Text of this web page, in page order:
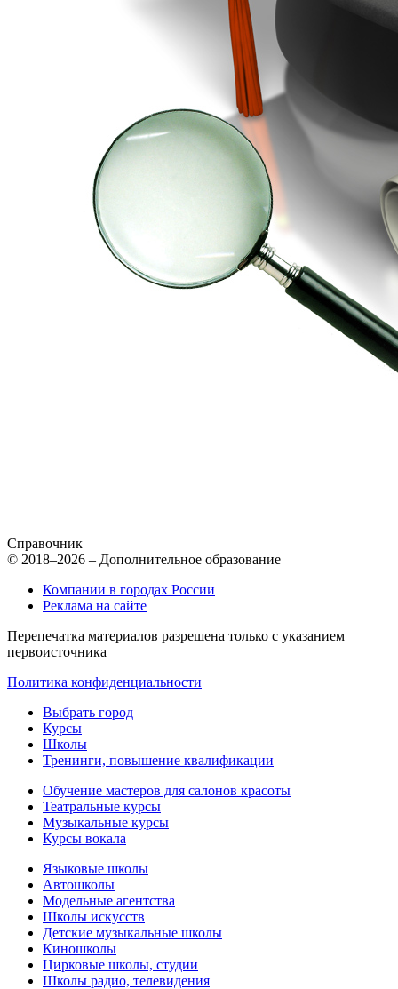
Справочник
© 2018–2026 – Дополнительное образование
Компании в городах России
Реклама на сайте
Перепечатка материалов разрешена только с указанием
первоисточника
Политика конфиденциальности
Выбрать город
Курсы
Школы
Тренинги, повышение квалификации
Обучение мастеров для салонов красоты
Театральные курсы
Музыкальные курсы
Курсы вокала
Языковые школы
Автошколы
Модельные агентства
Школы искусств
Детские музыкальные школы
Киношколы
Цирковые школы, студии
Школы радио, телевидения